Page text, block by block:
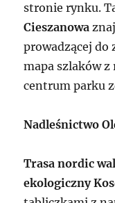
stronie rynku.
Cieszanowa
prowadzącej do
mapa szlaków
centrum parku
Nadleśnictwo
Trasa nordic
ekologiczny